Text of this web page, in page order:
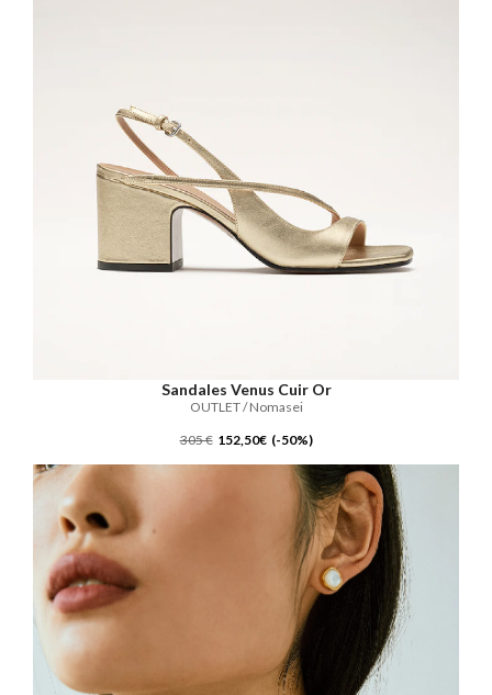
Sandales Venus Cuir Or
OUTLET / Nomasei
305 € 152,50€ (-50%)